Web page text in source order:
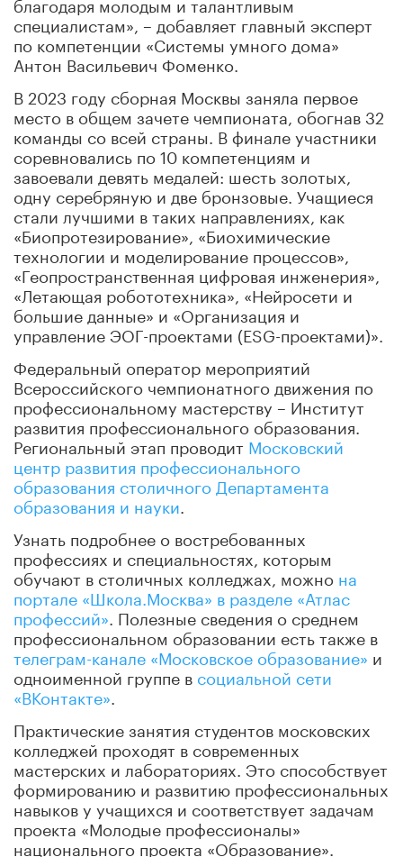
специалистам», – добавляет главный эксперт
по компетенции «Системы умного дома»
Антон Васильевич Фоменко.
В 2023 году сборная Москвы заняла первое
место в общем зачете чемпионата, обогнав 32
команды со всей страны. В финале участники
соревновались по 10 компетенциям и
завоевали девять медалей: шесть золотых,
одну серебряную и две бронзовые. Учащиеся
стали лучшими в таких направлениях, как
«Биопротезирование», «Биохимические
технологии и моделирование процессов»,
«Геопространственная цифровая инженерия»,
«Летающая робототехника», «Нейросети и
большие данные» и «Организация и
управление ЭОГ-проектами (ESG-проектами)».
Федеральный оператор мероприятий
Всероссийского чемпионатного движения по
профессиональному мастерству – Институт
развития профессионального образования.
Региональный этап проводит Московский
центр развития профессионального
образования столичного Департамента
образования и науки
Узнать подробнее о востребованных
профессиях и специальностях, которым
обучают в столичных колледжах, можно на
портале «Школа.Москва» в разделе «Атлас
профессий» . Полезные сведения о среднем
профессиональном образовании есть также в
телеграм-канале «Московское образование» и
одноименной группе в социальной сети
«ВКонтакте»
Практические занятия студентов московских
колледжей проходят в современных
мастерских и лабораториях. Это способствует
формированию и развитию профессиональных
навыков у учащихся и соответствует задачам
проекта «Молодые профессионалы»
национального проекта «Образование».